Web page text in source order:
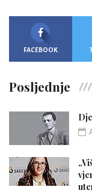
FACEBOOK
Posljednje